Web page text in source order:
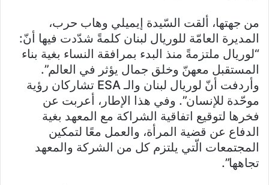
من جهتها، ألقت السّيدة إيميلي وهاب حرب،
المديرة العامّة للوريال لبنان كلمةً شدّدت فيها أنّ:
“لوريال ملتزمةً منذ البدء بمرافقة النساء بغية بناء
المستقبل معهنّ وخلق جمال يؤثر في العالم”.
وأردفت أنّ لوريال لبنان والـ ESA تشاركان رؤية
موحّدة للإنسان”. وفي هذا الإطار، أعربت عن
فخرها لتوقيع اتفاقية الشراكة مع المعهد بغية
الدفاع عن قضية المرأة، والعمل معًا لتمكين
المجتمعات الّتي يلتزم كل من الشركة والمعهد
تجاهها”.